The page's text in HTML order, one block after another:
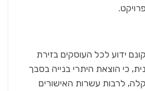
ידוע לכל העוסקים בזירת
כי הוצאת היתרי בנייה בסבך
לרבות עשרות האישורים